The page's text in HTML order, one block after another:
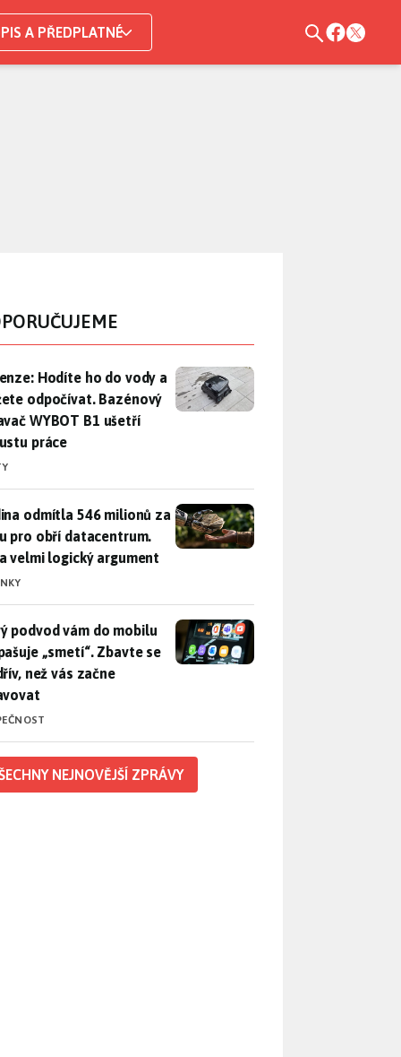
A PŘEDPLATNÉ
Hodíte ho do vody a můžete odpočívat. Bazénový
Hodíte ho do vody a
odpočívat. Bazénový
WYBOT B1 ušetří
práce
odmítla 546 milionů za půdu pro obří datacentrum. Měla
odmítla 546 milionů za
pro obří datacentrum.
velmi logický argument
podvod vám do mobilu propašuje „smetí“. Zbavte se ho dřív,
podvod vám do mobilu
„smetí“. Zbavte se
než vás začne
NEJNOVĚJŠÍ ZPRÁVY